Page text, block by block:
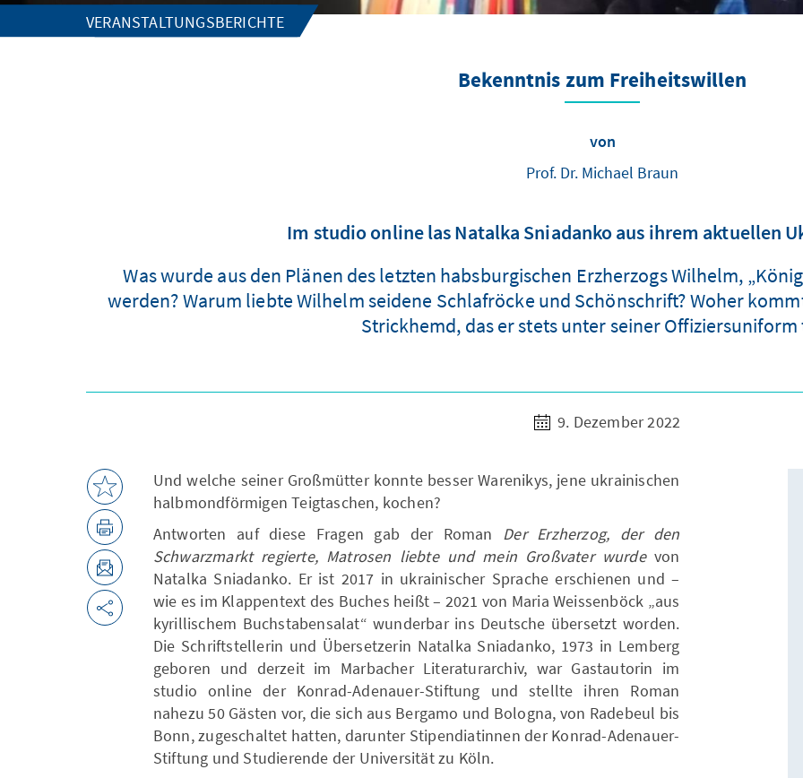
VERANSTALTUNGSBERICHTE
Bekenntnis zum Freiheitswillen
von
Prof. Dr. Michael Braun
Im studio online las Natalka Sniadanko aus ihrem aktuellen
Was wurde aus den Plänen des letzten habsburgischen Erzherzogs Wilhelm,
werden? Warum liebte Wilhelm seidene Schlafröcke und Schönschrift? Woher
Strickhemd, das er stets unter seiner Offiziersuniform
9. Dezember 2022
Und welche seiner Großmütter konnte besser Warenikys, jene ukrainischen
halbmondförmigen Teigtaschen, kochen?
Antworten auf diese Fragen gab der Roman Der Erzherzog, der den
Schwarzmarkt regierte, Matrosen liebte und mein Großvater wurde von
Natalka Sniadanko. Er ist 2017 in ukrainischer Sprache erschienen und –
wie es im Klappentext des Buches heißt – 2021 von Maria Weissenböck „aus
kyrillischem Buchstabensalat“ wunderbar ins Deutsche übersetzt worden.
Die Schriftstellerin und Übersetzerin Natalka Sniadanko, 1973 in Lemberg
geboren und derzeit im Marbacher Literaturarchiv, war Gastautorin im
studio online der Konrad-Adenauer-Stiftung und stellte ihren Roman
nahezu 50 Gästen vor, die sich aus Bergamo und Bologna, von Radebeul bis
Bonn, zugeschaltet hatten, darunter Stipendiatinnen der Konrad-Adenauer-
Stiftung und Studierende der Universität zu Köln.